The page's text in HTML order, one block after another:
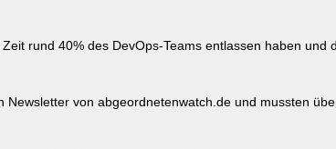
rund 40% des DevOps-Teams entlassen haben und
von abgeordnetenwatch.de und mussten